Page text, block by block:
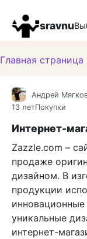
контенту
sravnu
Главная страница
Андрей
13 летПокупки
Интернет-
Zazzle.com –
продаже
дизайном. В
продукции
уникальные
интернет-